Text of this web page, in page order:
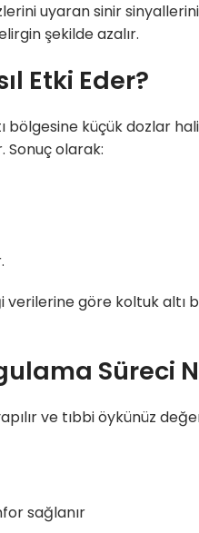
uyaran sinir
şekilde azalır.
Etki Eder?
bölgesine küçük dozlar
Sonuç olarak:
verilerine göre koltuk altı
Süreci
ve tıbbi öykünüz
sağlanır